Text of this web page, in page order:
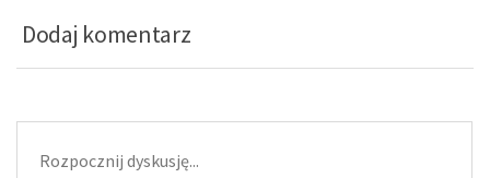
Dodaj komentarz